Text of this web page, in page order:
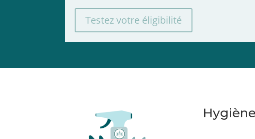
Testez votre éligibilité